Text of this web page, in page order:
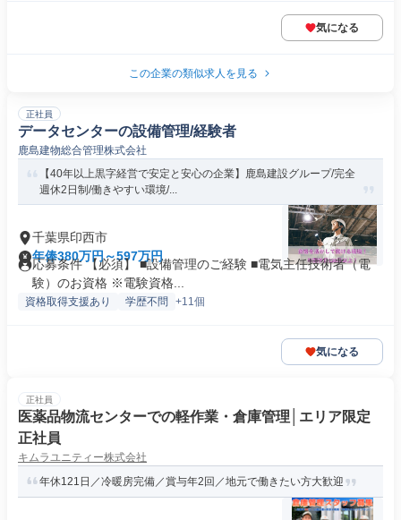
気になる
この企業の類似求人を見る
正社員
データセンターの設備管理/経験者
鹿島建物総合管理株式会社
【40年以上黒字経営で安定と安心の企業】鹿島建設グループ/完全
週休2日制/働きやすい環境/...
千葉県印西市
年俸380万円～597万円
応募条件 【必須】 ■設備管理のご経験 ■電気主任技術者（電
験）のお資格 ※電験資格...
資格取得支援あり 学歴不問 +11個
気になる
正社員
医薬品物流センターでの軽作業・倉庫管理│エリア限定
正社員
キムラユニティー株式会社
年休121日／冷暖房完備／賞与年2回／地元で働きたい方大歓迎